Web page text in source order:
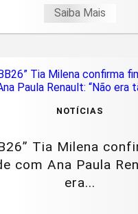
Saiba Mais
NOTÍCIAS
Tia Milena
com Ana Paula
era...